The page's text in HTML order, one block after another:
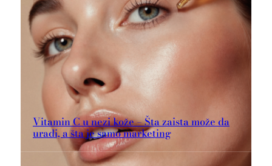
Vitamin C u nezi kože – Šta zaista može da
uradi, a šta je samo marketing